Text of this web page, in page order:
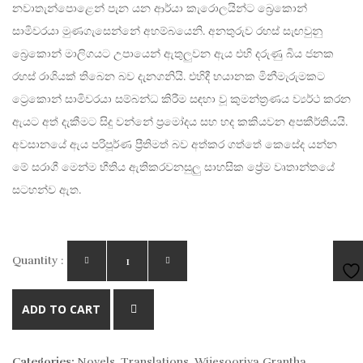
නවාතැන්පොළෙන් පැන යන ආර්යා කැරොලයින්ට බ්‍රෙකොන්
සාමිවරයා මුණගැසෙන්නේ අහම්බයෙනි. අනතුරුව රහස් සැඟවුනු
බ්‍රෙකොන් මාලිගයට උපායෙන් ඇතුලුවන ඇය එහි දරුණු බිය ජනක
රහස් රාශියක් තිබෙන බව දැනගනියි. එහිදී භයානක මිනීමැරුමකට
ට්‍රෙකොන් සාමිවරයා සම්බන්ධ කිරීම සඳහා වූ කුමන්ත්‍රණය ව්‍යර්ථ කරන
ඇයට අත් දැකීමට සිදු වන්නේ ප්‍රමෝදය සහ හද කකියවන අපකීර්තියයි.
අවසානයේ ඇය පරිපූර්ණ ප්‍රීතිමත් බව අත්කර ගත්තේ කෙසේද යන්න
මේ සරාගී මෙන්ම භීතිය ඇතිකරවනසුලු සාහසික ප්‍රේම වෘතාන්තයේ
සටහන්ව ඇත.
Quantity :
ADD TO CART